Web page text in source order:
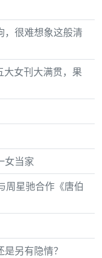
，很难想象这般清
女刊大满贯，果
女当家
周星驰合作《唐伯
另有隐情？